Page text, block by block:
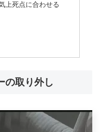
上死点に合わせる
の取り外し